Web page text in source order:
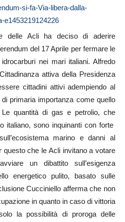
delle Acli ha deciso di aderire
del 17 Aprile per fermare le
nei mari italiani. Alfredo
attiva della Presidenza
cittadini attivi adempiendo al
primaria importanza come quello
Le quantità di gas e petrolio, che
italiano, sono inquinanti con forte
marino e danni al
questo che le Acli invitano a votare
un dibattito sull’esigenza
energetico pulito, basato sulle
Cucciniello afferma che non
in quanto in caso di vittoria
la possibilità di proroga delle